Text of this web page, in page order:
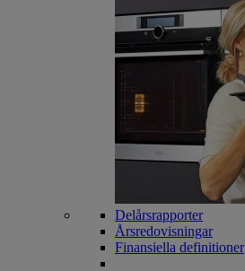
Delårsrapporter
Årsredovisningar
Finansiella definitioner